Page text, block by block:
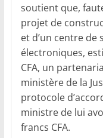
soutient que,
projet de
et d’un centre de
électroniques,
CFA, un
ministère de la
protocole
ministre de lui
francs CFA.